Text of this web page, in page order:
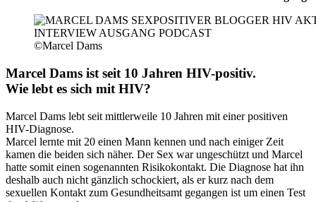
©Marcel Dams
Marcel Dams ist seit 10 Jahren HIV-positiv.
Wie lebt es sich mit HIV?
Marcel Dams lebt seit mittlerweile 10 Jahren mit einer positiven
HIV-Diagnose.
Marcel lernte mit 20 einen Mann kennen und nach einiger Zeit
kamen die beiden sich näher. Der Sex war ungeschützt und Marcel
hatte somit einen sogenannten Risikokontakt. Die Diagnose hat ihn
deshalb auch nicht gänzlich schockiert, als er kurz nach dem
sexuellen Kontakt zum Gesundheitsamt gegangen ist um einen Test